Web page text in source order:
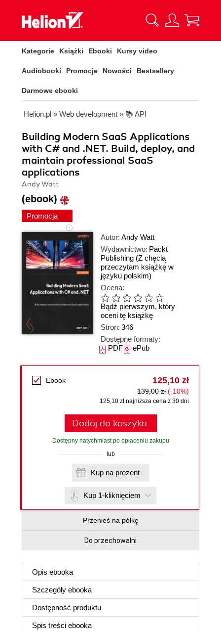
Kategorie Książki Ebooki Kursy video
Audiobooki Promocje Nowości Bestsellery
Darmowe ebooki
Helion.pl » Web development » 📚 API
Building Modern SaaS Applications
with C# and .NET. Build, deploy, and
maintain professional SaaS
applications
Andy Watt
(ebook)
Promocja
Autor: Andy Watt
Wydawnictwo: Packt
Publishing (Z chęcią
przeczytam książkę w
języku polskim)
Ocena:
Bądź pierwszym, który
oceni tę książkę
Stron: 346
Dostępne formaty:
PDFePub
Ebook 125,10 zł
139,00 zł (-10%)
125,10 zł najniższa cena z 30 dni
Dodaj do koszyka
Dostępny natychmiast po opłaceniu zakupu
lub
Kup na prezent
Kup 1-kliknięciem
Przenieś na półkę
Do przechowalni
Opis ebooka
Szczegóły ebooka
Dostępność produktu
Spis treści ebooka